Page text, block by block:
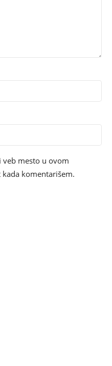
veb mesto u ovom
kada komentarišem.